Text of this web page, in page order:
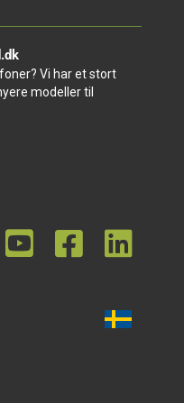
Vi har et stort
modeller til